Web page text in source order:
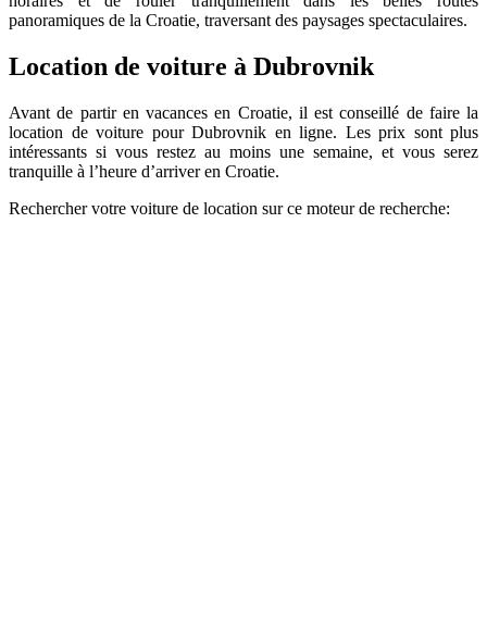
panoramiques de la Croatie, traversant des paysages spectaculaires.
Location de voiture à Dubrovnik
Avant de partir en vacances en Croatie, il est conseillé de faire la
location de voiture pour Dubrovnik en ligne. Les prix sont plus
intéressants si vous restez au moins une semaine, et vous serez
tranquille à l’heure d’arriver en Croatie.
Rechercher votre voiture de location sur ce moteur de recherche: